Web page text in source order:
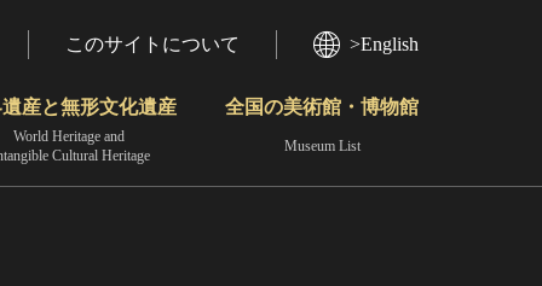
このサイトについて >English
産と無形文化遺産
World Heritage and
Cultural Heritage
全国の美術館・博物館
Museum List